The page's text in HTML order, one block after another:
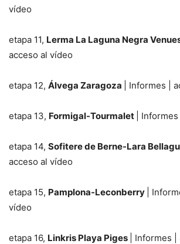
vídeo
etapa 11, Lerma La Laguna Negra
acceso al vídeo
etapa 12, Álvega Zaragoza | Informes |
etapa 13, Formigal-Tourmalet |
etapa 14, Sofitere de Berne-Lara
acceso al vídeo
etapa 15, Pamplona-Leconberry
|
vídeo
etapa 16, Linkris Playa Piges | Informes